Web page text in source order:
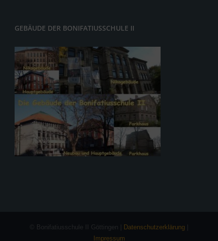
GEBÄUDE DER BONIFATIUSSCHULE II
© Bonifatiusschule II Göttingen | Datenschutzerklärung
Impressum